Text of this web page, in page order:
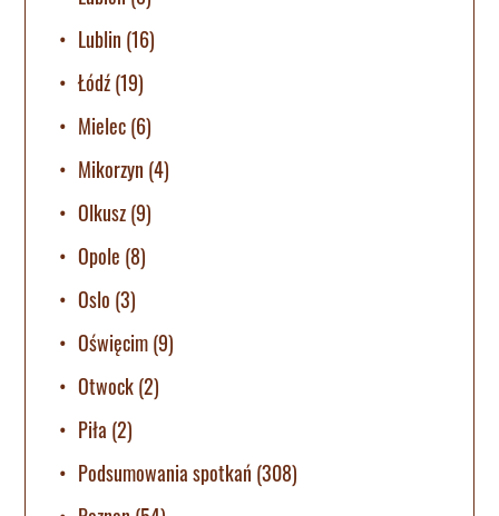
Lublin (16)
Łódź(19)
Mielec(6)
Mikorzyn (4)
Olkusz(9)
Opole (8)
Oslo (3)
Oświęcim(9)
Otwock(2)
Piła (2)
Podsumowania spotkań (308)